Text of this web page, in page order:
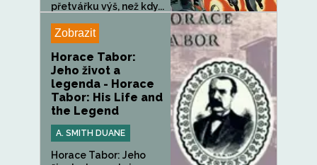
přetvářku výš, než kdy...
Zobrazit
Horace Tabor:
Jeho život a
legenda - Horace
Tabor: His Life and
the Legend
A. SMITH DUANE
Horace Tabor: Jeho